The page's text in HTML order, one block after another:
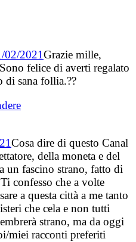
02/2021Grazie mille,
felice di averti regalato
di sana follia.??
Cosa dire di questo Canal
della moneta e del
un fascino strano, fatto di
confesso che a volte
a questa città a me tanto
che cela e non tutti
strano, ma da oggi
miei racconti preferiti